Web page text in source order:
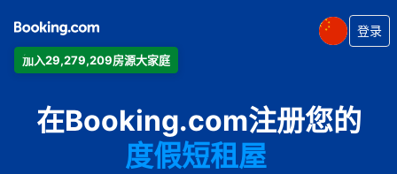
加入29,279,209房源大家庭
登录
在Booking.com注册您的
公寓
酒店
度假短租屋